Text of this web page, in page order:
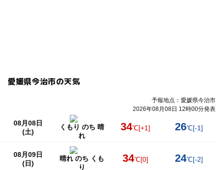
愛媛県今治市の天気
予報地点：愛媛県今治市
2026年08月08日 12時00分発表
08月08日
(土)
くもり のち 晴
れ
34℃[+1] 26℃[-1]
08月09日
(日)
晴れ のち くも
り
34℃[0] 24℃[-2]